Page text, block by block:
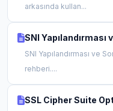
arkasında kullan...
SNI Yapılandırması
SNI Yapılandırması ve
rehberi....
SSL Cipher Suite